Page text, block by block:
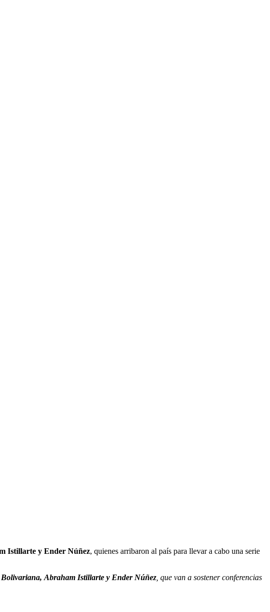
Istillarte y Ender Núñez, quienes arribaron al país para llevar a cabo una serie
Bolivariana, Abraham Istillarte y Ender Núñez , que van a sostener conferencias